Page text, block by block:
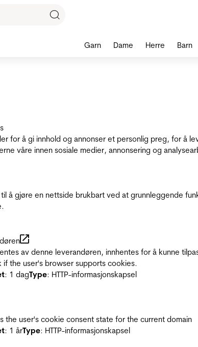
for å gi innhold og annonser et personlig preg, for å
våre innen sosiale medier, annonsering og
å gjøre en nettside brukbart ved at grunnleggende
av denne leverandøren, innhentes for å kunne
if the user's browser supports cookies.
: 1 dagType: HTTP-informasjonskapsel
the user's cookie consent state for the current domain
: 1 årType: HTTP-informasjonskapsel
Garn Dame Herre Barn